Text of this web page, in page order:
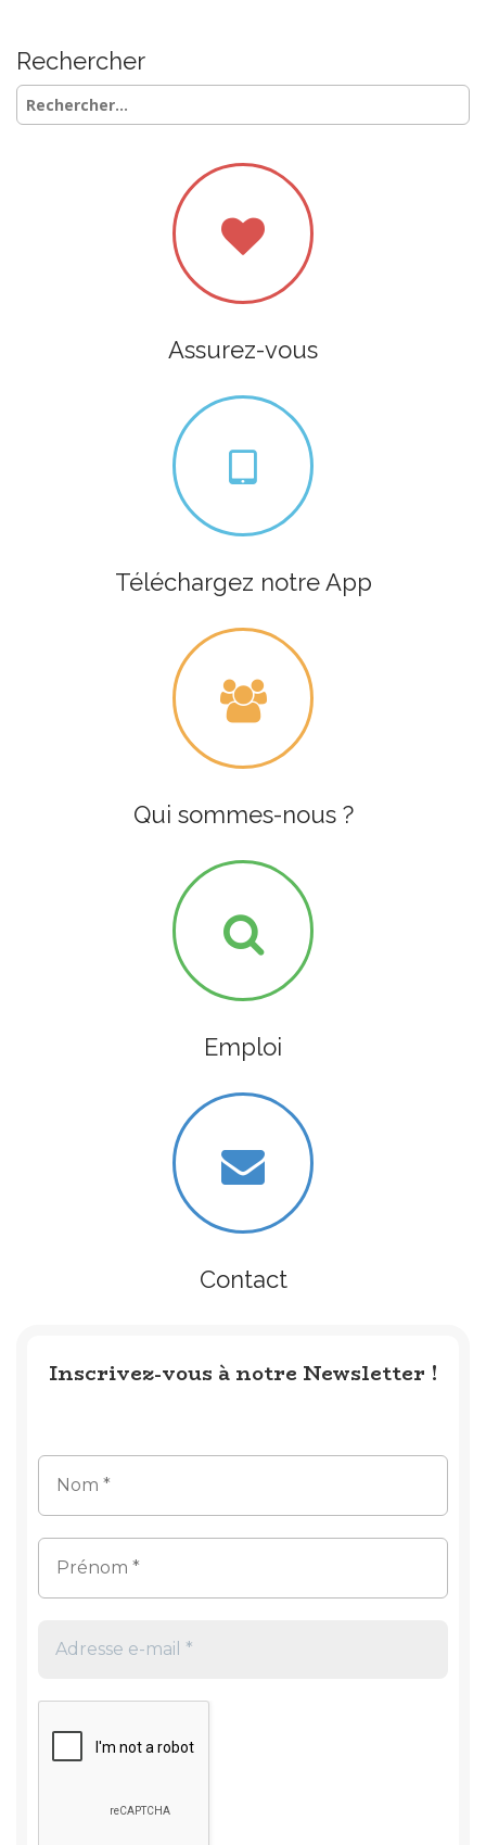
Rechercher
Rechercher :
Assurez-vous
Téléchargez notre App
Qui sommes-nous ?
Emploi
Contact
Inscrivez-vous à notre Newsletter !